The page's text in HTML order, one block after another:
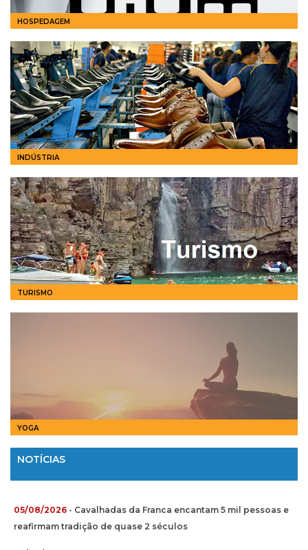
HOSPEDAGEM
INDÚSTRIA
TURISMO
YOGA
NOTÍCIAS
05/08/2026 - Cavalhadas da Franca encantam 5 mil pessoas e
reafirmam tradição de quase 2 séculos